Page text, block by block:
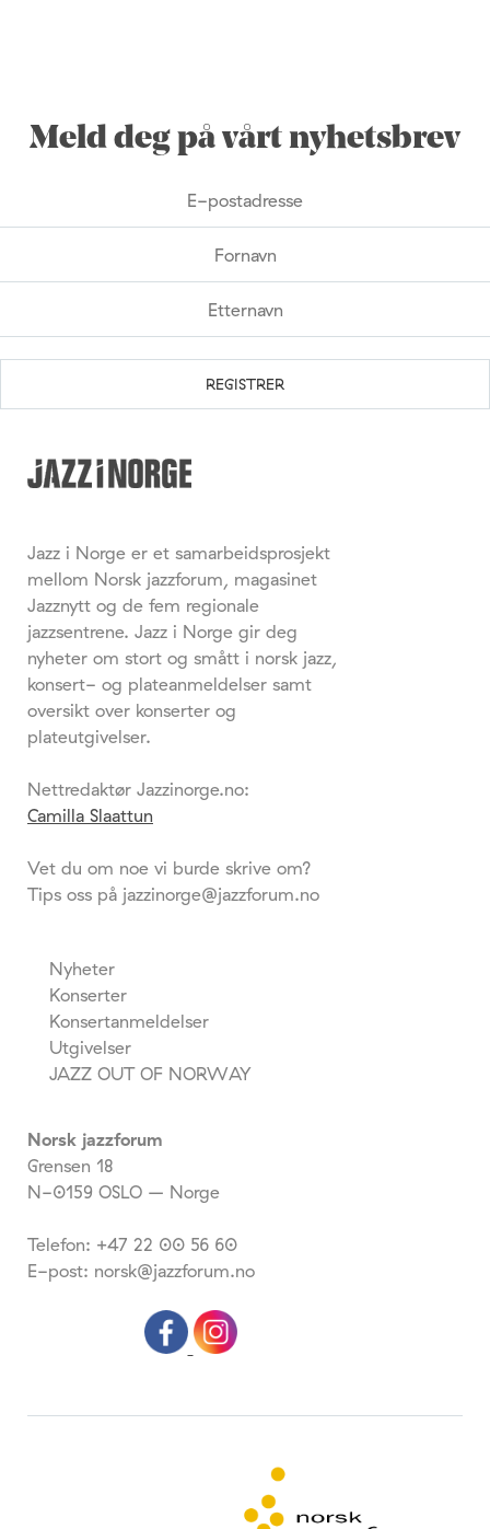
Meld deg på vårt nyhetsbrev
Jazz i Norge er et samarbeidsprosjekt
mellom Norsk jazzforum, magasinet
Jazznytt og de fem regionale
jazzsentrene. Jazz i Norge gir deg
nyheter om stort og smått i norsk jazz,
konsert- og plateanmeldelser samt
oversikt over konserter og
plateutgivelser.
Nettredaktør Jazzinorge.no:
Camilla Slaattun
Vet du om noe vi burde skrive om?
Tips oss på jazzinorge@jazzforum.no
Nyheter
Konserter
Konsertanmeldelser
Utgivelser
JAZZ OUT OF NORWAY
Norsk jazzforum
Grensen 18
N-0159 OSLO – Norge
Telefon: +47 22 00 56 60
E-post: norsk@jazzforum.no